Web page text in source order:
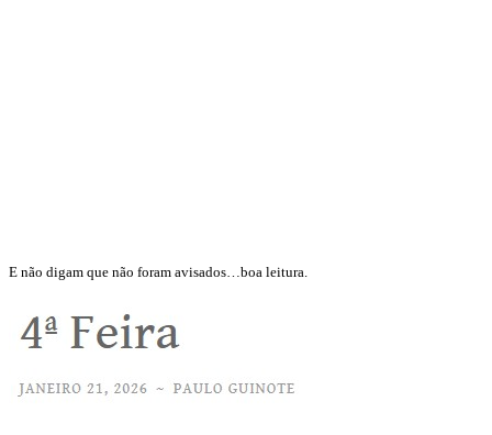
E não digam que não foram avisados…boa leitura.